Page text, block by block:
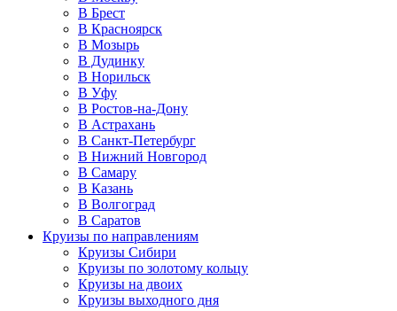
В Брест
В Красноярск
В Мозырь
В Дудинку
В Норильск
В Уфу
В Ростов-на-Дону
В Астрахань
В Санкт-Петербург
В Нижний Новгород
В Самару
В Казань
В Волгоград
В Саратов
Круизы по направлениям
Круизы Сибири
Круизы по золотому кольцу
Круизы на двоих
Круизы выходного дня